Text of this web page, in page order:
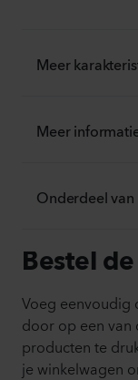
Meer
Meer
Onderdeel van
Bestel
Voeg eenvoudig
door op een van
producten te
je winkelwagen